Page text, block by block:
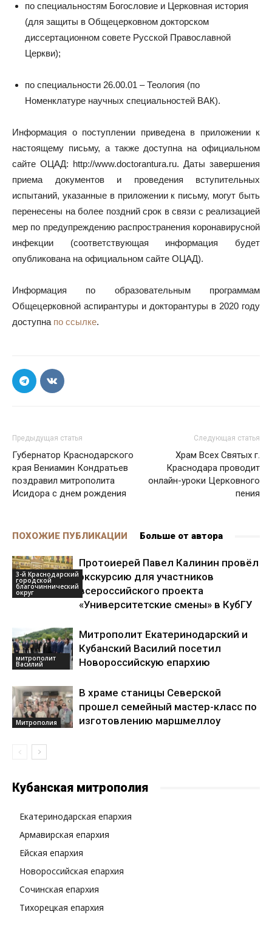
по специальностям Богословие и Церковная история
(для защиты в Общецерковном докторском
диссертационном совете Русской Православной
Церкви);
по специальности 26.00.01 – Теология (по
Номенклатуре научных специальностей ВАК).
Информация о поступлении приведена в приложении к
настоящему письму, а также доступна на официальном
сайте ОЦАД: http://www.doctorantura.ru. Даты завершения
приема документов и проведения вступительных
испытаний, указанные в приложении к письму, могут быть
перенесены на более поздний срок в связи с реализацией
мер по предупреждению распространения коронавирусной
инфекции (соответствующая информация будет
опубликована на официальном сайте ОЦАД).
Информация по образовательным программам
Общецерковной аспирантуры и докторантуры в 2020 году
доступна по ссылке.
Предыдущая статья
Губернатор Краснодарского
края Вениамин Кондратьев
поздравил митрополита
Исидора с днем рождения
Следующая статья
Храм Всех Святых г.
Краснодара проводит
онлайн-уроки Церковного
пения
ПОХОЖИЕ ПУБЛИКАЦИИ Больше от автора
3-й Краснодарский
городской
благочиннический
округ
Протоиерей Павел Калинин провёл
экскурсию для участников
всероссийского проекта
«Университетские смены» в КубГУ
митрополит
Василий
Митрополит Екатеринодарский и
Кубанский Василий посетил
Новороссийскую епархию
Митрополия
В храме станицы Северской
прошел семейный мастер-класс по
изготовлению маршмеллоу
Кубанская митрополия
Екатеринодарская епархия
Армавирская епархия
Ейская епархия
Новороссийская епархия
Сочинская епархия
Тихорецкая епархия